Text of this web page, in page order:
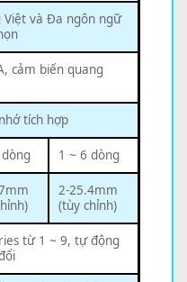
Việt và Đa ngôn ngữ
cảm biến quang
tích hợp
1 ~ 6 dòng
2-25.4mm
(tùy chỉnh)
từ 1 ~ 9, tự động